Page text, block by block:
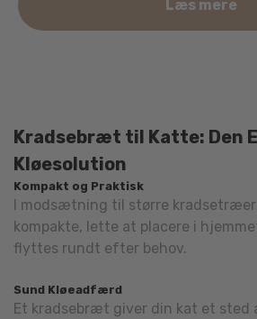
Læs mere
Kradsebræt til Katte: Den
Kløesolution
Kompakt og Praktisk
I modsætning til større
kompakte, lette at placere i
flyttes rundt efter behov.
Sund Kløeadfærd
Et kradsebræt giver din kat et sted